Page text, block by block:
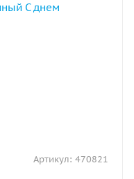
Артикул: 470821